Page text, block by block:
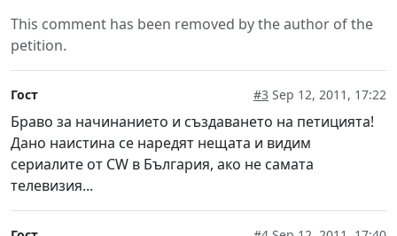
This comment has been removed by the author of the
petition.
Гост #3 Sep 12, 2011, 17:22
Браво за начинанието и създаването на петицията!
Дано наистина се наредят нещата и видим
сериалите от CW в България, ако не самата
телевизия...